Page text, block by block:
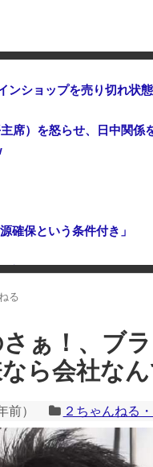
ショップを売り切れ状
）を怒らせ、日中関係
確保という条件付き」
たり、サイト全体のレイア
る
ぁ！、ブ
ら会社なん
前） ２ちゃんねる